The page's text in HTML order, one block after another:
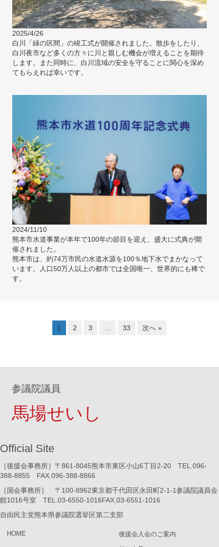
2025/4/26
白川「緑の区間」の竣工式が開催されました。散歩をしたり、
白川夜市など多くの方々に川と親しむ機会が増えることを期待
します。また同時に、白川流域の安全を守ることに関心を深め
てもらえれば幸いです。
2024/11/10
熊本市水道事業が本年で100年の節目を迎え、盛大に式典が開
催されました。
熊本市は、約74万市民の水道水源を100％地下水でまかなって
います。人口50万人以上の都市では全国唯一、世界的にも稀で
す。
1 2 3 33 次へ »
参議院議員
馬場せいし
Official Site
［後援会事務所］〒861-8045熊本市東区小山6丁目2-20 TEL.096-
388-8855 FAX.096-388-8866
［国会事務所］ 〒100-8962東京都千代田区永田町2-1-1参議院議員会
館1016号室 TEL.03-6550-1016FAX.03-6551-1016
自由民主党熊本県参議院選挙区第二支部
HOME
後援会入会のご案内